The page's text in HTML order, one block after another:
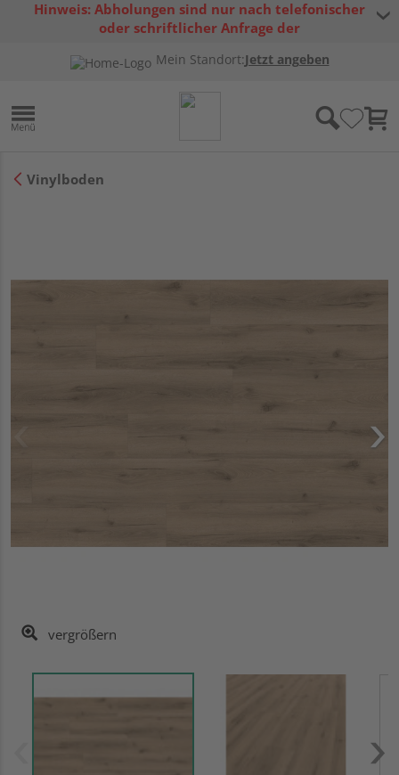
Hinweis: Abholungen sind nur nach telefonischer
oder schriftlicher Anfrage der
Mein Standort:Jetzt angeben
Vinylboden
vergrößern